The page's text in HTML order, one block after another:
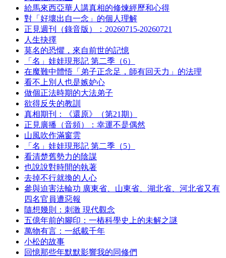
給馬來西亞華人講真相的修煉經歷和心得
對「好壞出自一念」的個人理解
正見週刊（錄音版）：20260715-20260721
人生抉擇
莫名的恐懼，來自前世的記憶
「名」娃娃現形記 第二季（6）
在魔難中體悟「弟子正念足，師有回天力」的法理
看不上別人也是嫉妒心
做個正法時期的大法弟子
欲得反失的教訓
真相期刊：《還原》（第21期）
正見廣播（音頻）：幸運不是偶然
山風吹作滿窗雲
「名」娃娃現形記 第二季（5）
看清楚舊勢力的陰謀
也說說對時間的執著
去掉不行就換的人心
參與迫害法輪功 廣東省、山東省、湖北省、河北省又有
四名官員遭惡報
隨想幾則：刺激 現代觀念
五億年前的腳印：一樁科學史上的未解之謎
萬物有言：一紙載千年
小松的故事
回憶那些年默默影響我的同修們